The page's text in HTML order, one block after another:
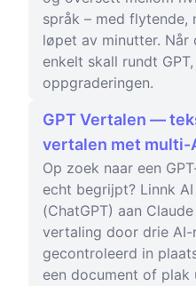
språk – med flytende,
løpet av minutter. Når
enkelt skall rundt
oppgraderingen.
GPT Vertalen —
vertalen met multi-
Op zoek naar een
echt begrijpt? Linnk
(ChatGPT) aan
vertaling door drie
gecontroleerd in
een document of plak